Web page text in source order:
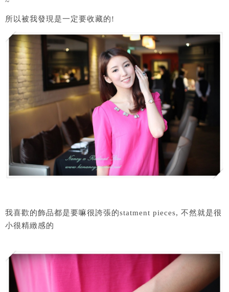
所以被我發現是一定要收藏的!
我喜歡的飾品都是要嘛很誇張的statment pieces, 不然就是很
小很精緻感的